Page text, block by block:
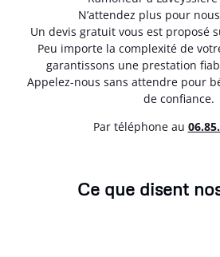
N’attendez plus pour
Un devis gratuit vous est proposé
Peu importe la complexité de
garantissons une prestation
Appelez-nous sans attendre pour
de confiance.
Par téléphone au
Ce que disent